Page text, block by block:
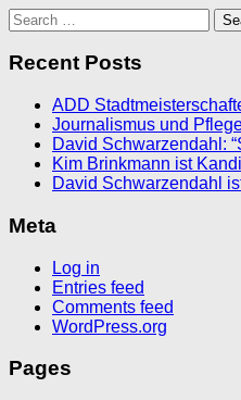
Search
for:
Recent Posts
ADD
Journalismus und
David Schwarzendahl:
Kim Brinkmann ist
David Schwarzendahl
Meta
Log in
Entries feed
Comments feed
WordPress.org
Pages